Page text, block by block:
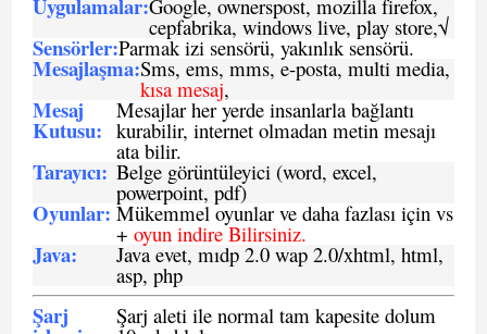
Uygulamalar:Google, ownerspost, mozilla firefox,
cepfabrika, windows live, play store,√
Sensörler:Parmak izi sensörü, yakınlık sensörü.
Mesajlaşma:Sms, ems, mms, e-posta, multi media,
kısa mesaj,
Mesaj
Kutusu:
Mesajlar her yerde insanlarla bağlantı
kurabilir, internet olmadan metin mesajı
ata bilir.
Tarayıcı: Belge görüntüleyici (word, excel,
powerpoint, pdf)
Oyunlar: Mükemmel oyunlar ve daha fazlası için vs
+ oyun indire Bilirsiniz.
Java: Java evet, mıdp 2.0 wap 2.0/xhtml, html,
asp, php
Şarj Şarj aleti ile normal tam kapesite dolum